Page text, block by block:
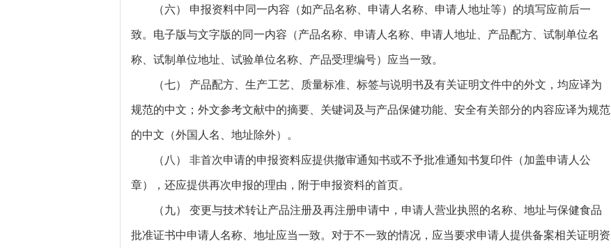
（六） 申报资料中同一内容（如产品名称、申请人名称、申请人地址等）的填写应前后一
致。电子版与文字版的同一内容（产品名称、申请人名称、申请人地址、产品配方、试制单位名
称、试制单位地址、试验单位名称、产品受理编号）应当一致。
（七） 产品配方、生产工艺、质量标准、标签与说明书及有关证明文件中的外文，均应译为
规范的中文；外文参考文献中的摘要、关键词及与产品保健功能、安全有关部分的内容应译为规范
的中文（外国人名、地址除外）。
（八） 非首次申请的申报资料应提供撤审通知书或不予批准通知书复印件（加盖申请人公
章），还应提供再次申报的理由，附于申报资料的首页。
（九） 变更与技术转让产品注册及再注册申请中，申请人营业执照的名称、地址与保健食品
批准证书中申请人名称、地址应当一致。对于不一致的情况，应当要求申请人提供备案相关证明资